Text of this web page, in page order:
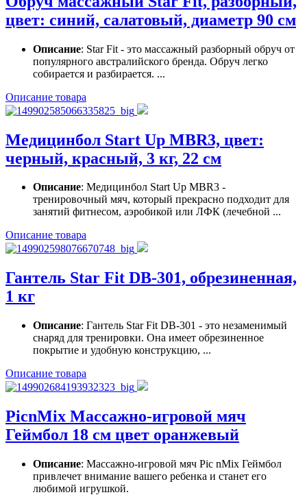
цвет: синий, салатовый, диаметр 90 см
Описание: Star Fit - это массажный разборный обруч от
популярного австралийского бренда. Обруч легко
собирается и разбирается. ...
Описание товара
Медицинбол Start Up MBR3, цвет:
черный, красный, 3 кг, 22 см
Описание: Медицинбол Start Up MBR3 -
тренировочный мяч, который прекрасно подходит для
занятий фитнесом, аэробикой или ЛФК (лечебной ...
Описание товара
Гантель Star Fit DB-301, обрезиненная,
1 кг
Описание: Гантель Star Fit DB-301 - это незаменимый
снаряд для тренировки. Она имеет обрезиненное
покрытие и удобную конструкцию, ...
Описание товара
PicnMix Массажно-игровой мяч
Геймбол 18 см цвет оранжевый
Описание: Массажно-игровой мяч Pic nMix Геймбол
привлечет внимание вашего ребенка и станет его
любимой игрушкой.